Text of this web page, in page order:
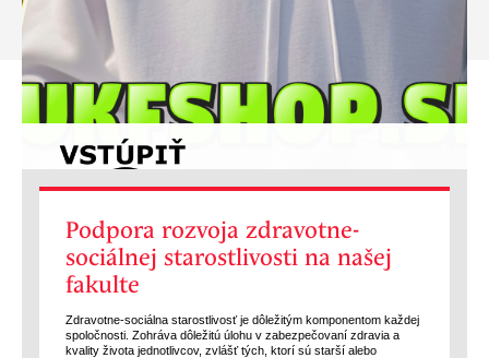
Podpora rozvoja zdravotne-
sociálnej starostlivosti na našej
fakulte
Zdravotne-sociálna starostlivosť je dôležitým komponentom každej
spoločnosti. Zohráva dôležitú úlohu v zabezpečovaní zdravia a
kvality života jednotlivcov, zvlášť tých, ktorí sú starší alebo